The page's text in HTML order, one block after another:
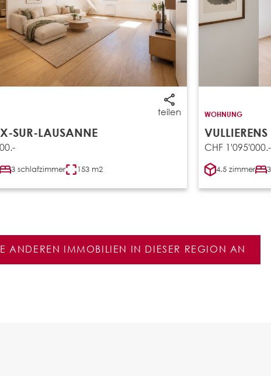
teilen
SUR-LAUSANNE
3 schlafzimmer 153 m2
WOHNUNG
VULLIERENS
CHF 1'095'000.-
4.5 zimmer
ANDEREN IMMOBILIEN IN DIESER REGION AN